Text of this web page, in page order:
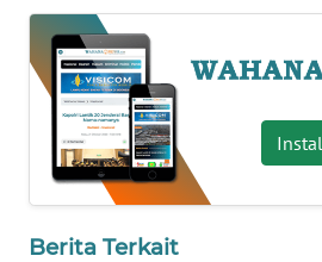
Berita Terkait
WN
BABEL
WN
SUMBAR
WN
SUMSEL